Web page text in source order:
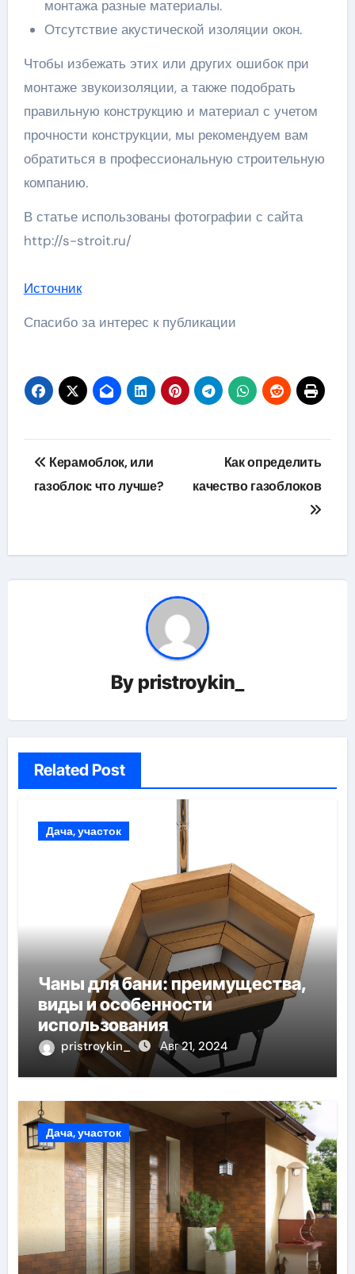
монтажа разные материалы.
Отсутствие акустической изоляции окон.
Чтобы избежать этих или других ошибок при
монтаже звукоизоляции, а также подобрать
правильную конструкцию и материал с учетом
прочности конструкции, мы рекомендуем вам
обратиться в профессиональную строительную
компанию.
В статье использованы фотографии с сайта
http://s-stroit.ru/
Источник
Спасибо за интерес к публикации
Навигация
по
Керамоблок, или
газоблок: что лучше?
Как определить
качество газоблоков
By pristroykin_
Related Post
Дача, участок
Чаны для бани: преимущества,
виды и особенности
использования
pristroykin_ Авг 21, 2024
Дача, участок